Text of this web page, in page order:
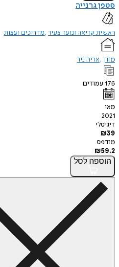
סטפן גרנייה
ראשית קריאה ונוער צעיר מדריכים ועצות
מודן אריה ניר
176עמודים
מאי
2021
דיגיטלי
₪39
מודפס
₪59.2
הוספה לסל